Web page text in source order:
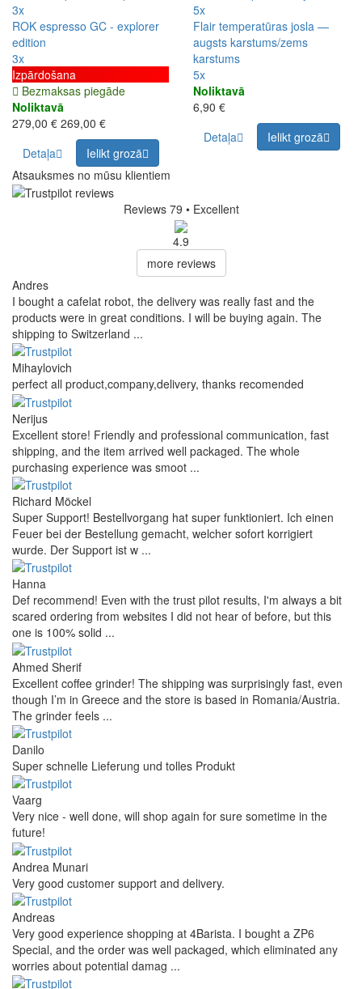
3x
ROK espresso GC - explorer
edition
3x
Izpārdošana
Bezmaksas piegāde
Noliktavā
279,00 € 269,00 €
Detaļa
Ielikt grozā
5x
Flair temperatūras josla —
augsts karstums/zems
karstums
5x
Noliktavā
6,90 €
Detaļa
Ielikt grozā
Atsauksmes no mūsu klientiem
Reviews 79 • Excellent
4.9
more reviews
Andres
I bought a cafelat robot, the delivery was really fast and the
products were in great conditions. I will be buying again. The
shipping to Switzerland ...
Mihaylovich
perfect all product,company,delivery, thanks recomended
Nerijus
Excellent store! Friendly and professional communication, fast
shipping, and the item arrived well packaged. The whole
purchasing experience was smoot ...
Richard Möckel
Super Support! Bestellvorgang hat super funktioniert. Ich einen
Feuer bei der Bestellung gemacht, welcher sofort korrigiert
wurde. Der Support ist w ...
Hanna
Def recommend! Even with the trust pilot results, I'm always a bit
scared ordering from websites I did not hear of before, but this
one is 100% solid ...
Ahmed Sherif
Excellent coffee grinder! The shipping was surprisingly fast, even
though I’m in Greece and the store is based in Romania/Austria.
The grinder feels ...
Danilo
Super schnelle Lieferung und tolles Produkt
Vaarg
Very nice - well done, will shop again for sure sometime in the
future!
Andrea Munari
Very good customer support and delivery.
Andreas
Very good experience shopping at 4Barista. I bought a ZP6
Special, and the order was well packaged, which eliminated any
worries about potential damag ...